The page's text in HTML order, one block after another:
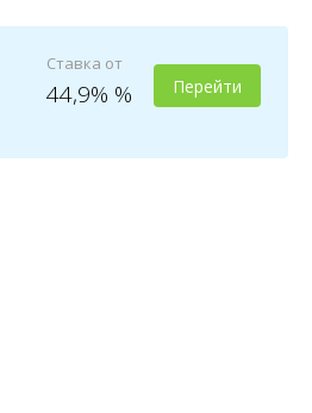
Ставка от
44,9% % Перейти